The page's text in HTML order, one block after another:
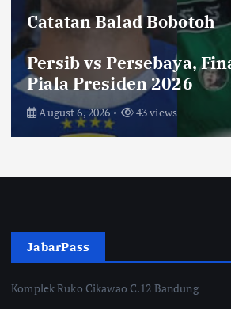
Catatan Balad Bobotoh
Persib vs Persebaya,
Piala Presiden 2026
August 6, 2026 43 views
JabarPass
Komplek Ruko Cikawao C.12 Bandung